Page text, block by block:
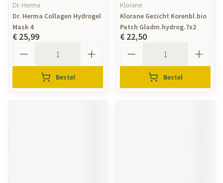
Dr. Herma
Dr. Herma Collagen Hydrogel
Mask 4
€ 25,99
Bestel
Klorane
Klorane Gezicht Korenbl.bio
Patch Gladm.hydrog.7x2
€ 22,50
Bestel